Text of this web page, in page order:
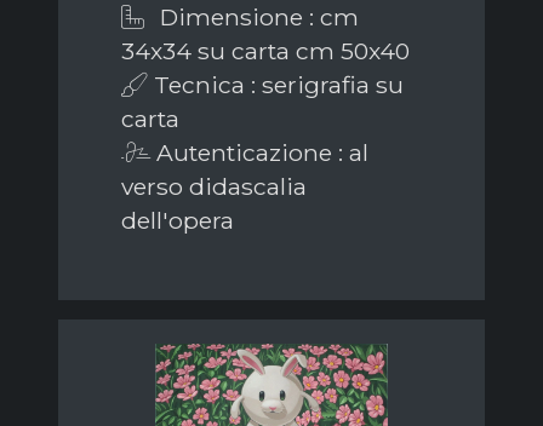
Dimensione : cm
34x34 su carta cm 50x40
Tecnica : serigrafia su
carta
Autenticazione : al
verso didascalia
dell'opera